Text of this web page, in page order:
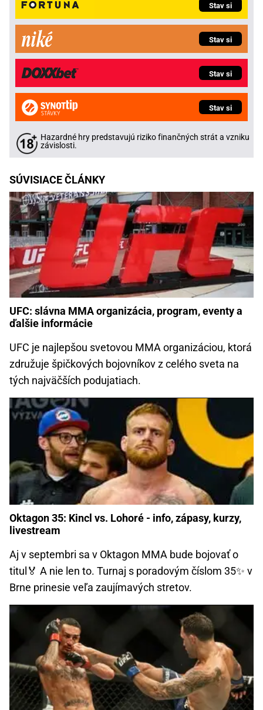
Stav si
Stav si
Stav si
Stav si
Hazardné hry predstavujú riziko finančných strát a vzniku
závislosti.
SÚVISIACE ČLÁNKY
UFC: slávna MMA organizácia, program, eventy a
ďalšie informácie
UFC je najlepšou svetovou MMA organizáciou, ktorá
združuje špičkových bojovníkov z celého sveta na
tých najväčších podujatiach.
Oktagon 35: Kincl vs. Lohoré - info, zápasy, kurzy,
livestream
Aj v septembri sa v Oktagon MMA bude bojovať o
titul🏅 A nie len to. Turnaj s poradovým číslom 35✨ v
Brne prinesie veľa zaujímavých stretov.